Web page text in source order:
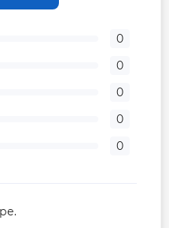
0
0
0
0
0